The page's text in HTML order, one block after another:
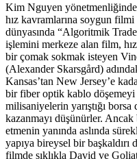
Kim Nguyen
hız kavramlarına soygun
dünyasında “Algoritmik
işlemini merkeze alan film,
bir çomak sokmak isteyen
(Alexander Skarsgård)
Kansas’tan New Jersey’e
bir fiber optik kablo
milisaniyelerin yarıştığı
kazanmayı düşünürler.
etmenin yanında aslında
yapıya bireysel bir
filmde sıklıkla David ve